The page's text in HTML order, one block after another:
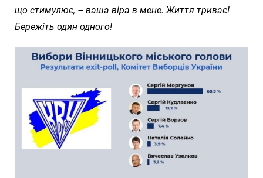
що стимулює, – ваша віра в мене. Життя триває!
Бережіть один одного!